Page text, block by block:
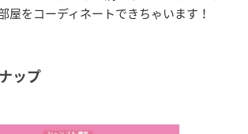
屋をコーディネートできちゃいます！
ップ